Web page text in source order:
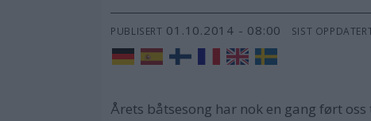
PUBLISERT 01.10.2014 - 08:00 SIST
Årets båtsesong har nok en gang ført